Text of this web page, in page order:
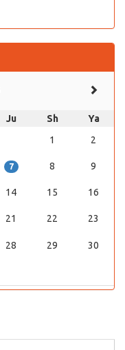
Ju Sh
Ya
1
2
7 8 9
14 15 16
21 22 23
28 29 30